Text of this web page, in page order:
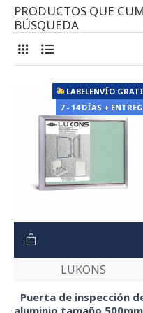
PRODUCTOS QUE
BÚSQUEDA
LABELENVÍO
7 - 14 DÍAS +
LUKONS
Puerta de inspección
aluminio tamaño